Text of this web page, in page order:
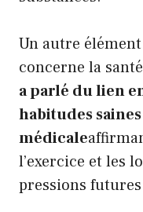
Un autre
concerne la
a parlé du lien
habitudes
médicale
l’exercice et les
pressions